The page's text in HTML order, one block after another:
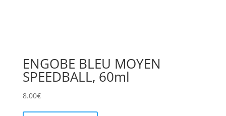
ENGOBE BLEU MOYEN
SPEEDBALL, 60ml
8.00€